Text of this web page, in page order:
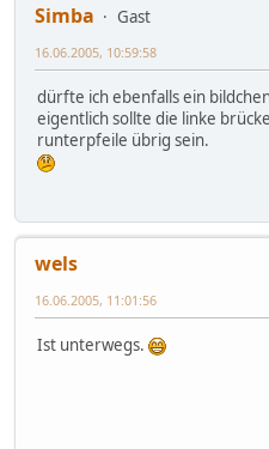
Simba
Gast
16.06.2005, 10:59:58
dürfte ich ebenfalls ein
eigentlich sollte die linke
runterpfeile übrig sein.
wels
16.06.2005, 11:01:56
Ist unterwegs.